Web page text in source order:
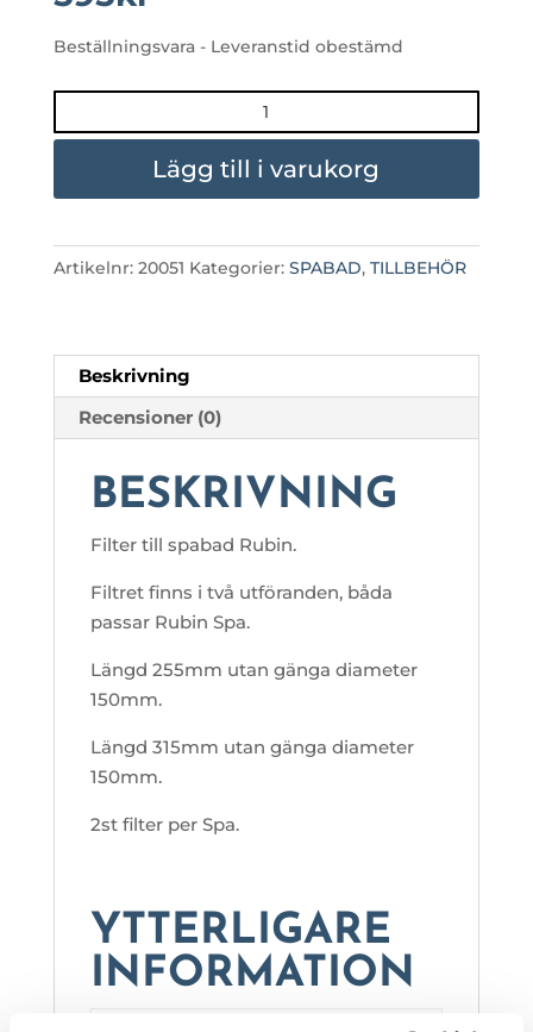
Beställningsvara - Leveranstid obestämd
RUBIN
Lägg till i varukorg
Artikelnr: 20051 Kategorier: SPABAD, TILLBEHÖR
Beskrivning
Recensioner (0)
BESKRIVNING
Filter till spabad Rubin.
Filtret finns i två utföranden, båda
passar Rubin Spa.
Längd 255mm utan gänga diameter
150mm.
Längd 315mm utan gänga diameter
150mm.
2st filter per Spa.
YTTERLIGARE
INFORMATION